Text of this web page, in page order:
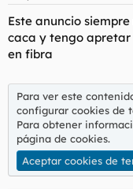
:
Este anuncio
caca y tengo
en fibra
Para ver este
configurar cookies de
Para obtener
página de cookies.
Aceptar cookies de